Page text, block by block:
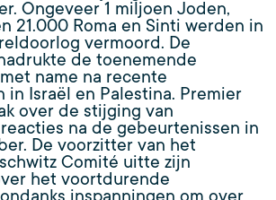
Ongeveer 1 miljoen Joden,
21.000 Roma en Sinti werden in
vermoord. De
de toenemende
name na recente
in Israël en Palestina. Premier
over de stijging van
na de gebeurtenissen in
De voorzitter van het
Comité uitte zijn
het voortdurende